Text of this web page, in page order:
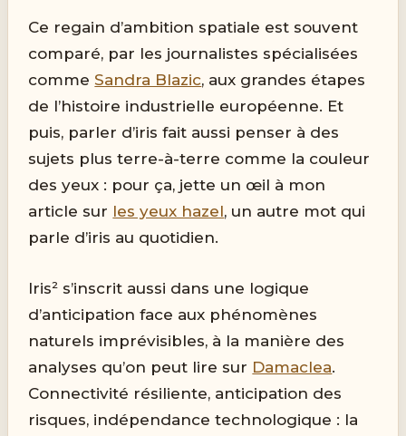
Ce regain d’ambition spatiale est souvent
comparé, par les journalistes spécialisées
commeSandra Blazic, aux grandes étapes
de l’histoire industrielle européenne. Et
puis, parler d’iris fait aussi penser à des
sujets plus terre-à-terre comme la couleur
des yeux : pour ça, jette un œil à mon
article sur les yeux hazel, un autre mot qui
parle d’iris au quotidien.
Iris² s’inscrit aussi dans une logique
d’anticipation face aux phénomènes
naturels imprévisibles, à la manière des
analyses qu’on peut lire sur Damaclea.
Connectivité résiliente, anticipation des
risques, indépendance technologique : la